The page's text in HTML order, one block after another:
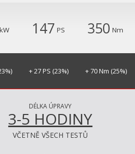
kW 147 PS 350 Nm
+ 27 PS (23%) + 70 Nm (25%)
DÉLKA ÚPRAVY
3-5 HODINY
VČETNĚ VŠECH TESTŮ